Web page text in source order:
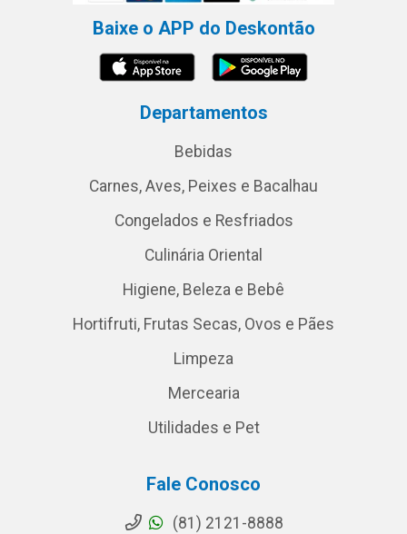
Baixe o APP do Deskontão
Departamentos
Bebidas
Carnes, Aves, Peixes e Bacalhau
Congelados e Resfriados
Culinária Oriental
Higiene, Beleza e Bebê
Hortifruti, Frutas Secas, Ovos e Pães
Limpeza
Mercearia
Utilidades e Pet
Fale Conosco
(81) 2121-8888